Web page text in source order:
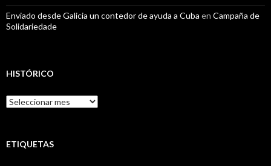
Enviado desde Galicia un contedor de ayuda a Cuba en Campaña de
Solidariedade
HISTÓRICO
Histórico
ETIQUETAS